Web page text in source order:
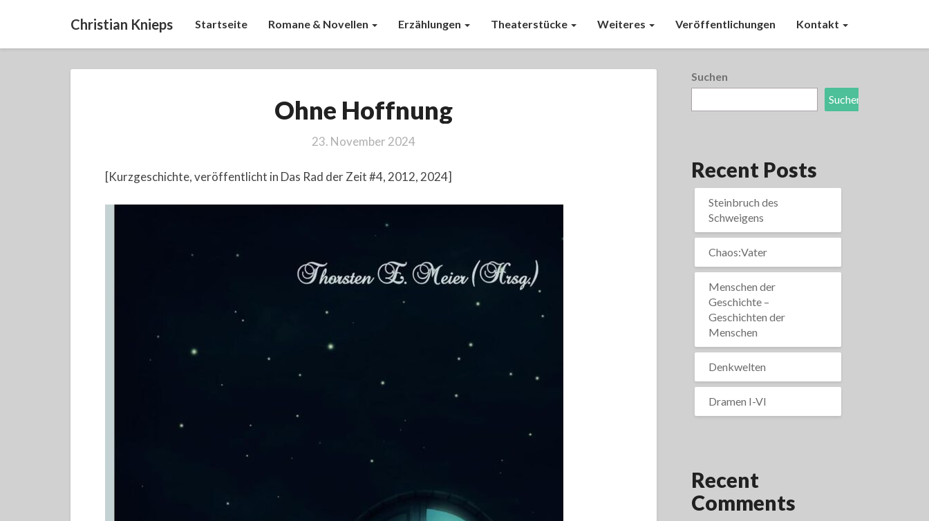
Christian Knieps Startseite Romane & Novellen Erzählungen Theaterstücke Weiteres Veröffentlichungen Kontakt
Hoffnung
Ohne Hoffnung
23. November 2024
[Kurzgeschichte, veröffentlicht in Das Rad der Zeit #4, 2012, 2024]
Suchen
Suchen
Recent Posts
Steinbruch des
Schweigens
Chaos:Vater
Menschen der
Geschichte –
Geschichten der
Menschen
Denkwelten
Dramen I-VI
Recent
Comments